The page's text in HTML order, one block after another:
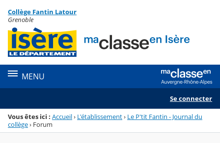
Menu de la rubrique
Contenu
Collège Fantin Latour
Grenoble
MENU
Se connecter
Vous êtes ici : Accueil› L'établissement› Le P'tit Fantin - Journal du
collège› Forum